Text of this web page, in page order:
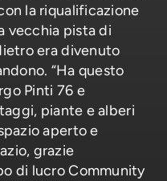
la riqualificazione
vecchia pista di
era divenuto
“Ha questo
Pinti 76 e
piante e alberi
aperto e
grazie
di lucro Community